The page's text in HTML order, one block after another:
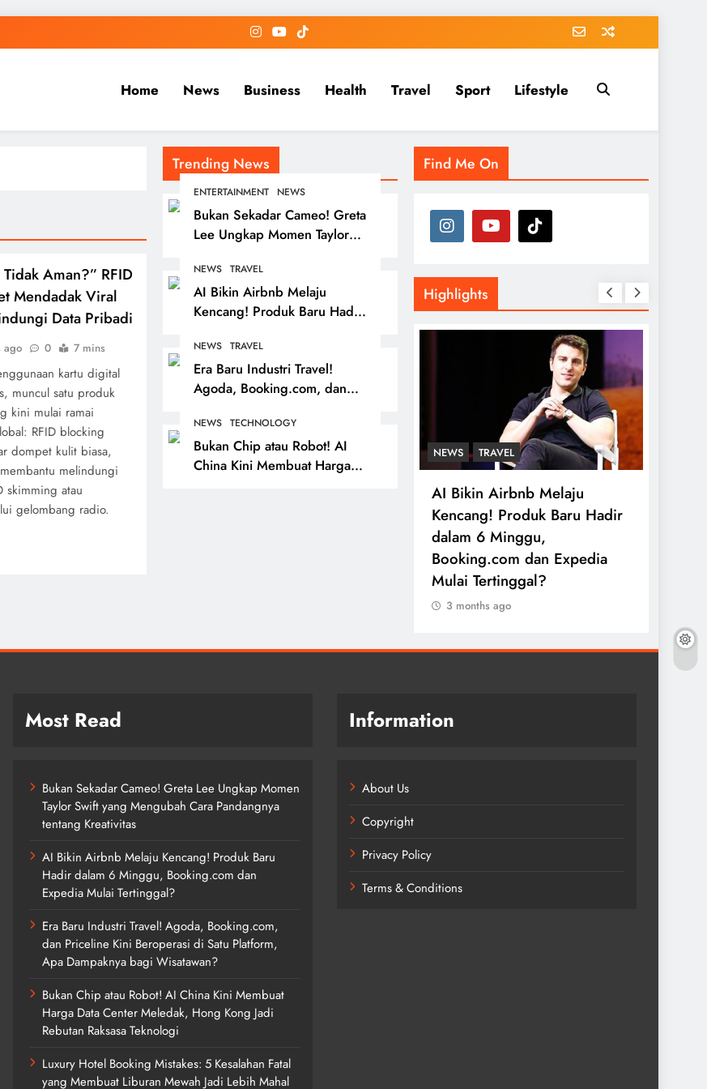
Home News Business Health Travel Sport Lifestyle
Trending News
ENTERTAINMENT NEWS
Bukan Sekadar Cameo! Greta
Lee Ungkap Momen Taylor
Pandangnya tentang
Kreativitas
NEWS TRAVEL
AI Bikin Airbnb Melaju
Kencang! Produk Baru Hadir
Booking.com dan Expedia
Mulai Tertinggal?
NEWS TRAVEL
Era Baru Industri Travel!
Agoda, Booking.com, dan
Satu Platform, Apa
Dampaknya bagi Wisatawan?
NEWS TECHNOLOGY
Bukan Chip atau Robot! AI
China Kini Membuat Harga
Aman?” RFID
Mendadak Viral
Data Pribadi
ago 0 7 mins
kartu digital
muncul satu produk
kini mulai ramai
RFID blocking
dompet kulit biasa,
melindungi
skimming atau
gelombang radio.
Find Me On
Highlights
ENTERTAINMENT NEWS NEWS TRAVEL
AI Bikin Airbnb Melaju
Kencang! Produk Baru Hadir
dalam 6 Minggu,
Booking.com dan Expedia
Mulai Tertinggal?
3 months ago
Most Read
Bukan Sekadar Cameo! Greta Lee Ungkap Momen
Taylor Swift yang Mengubah Cara Pandangnya
tentang Kreativitas
AI Bikin Airbnb Melaju Kencang! Produk Baru
Hadir dalam 6 Minggu, Booking.com dan
Expedia Mulai Tertinggal?
Era Baru Industri Travel! Agoda, Booking.com,
dan Priceline Kini Beroperasi di Satu Platform,
Apa Dampaknya bagi Wisatawan?
Bukan Chip atau Robot! AI China Kini Membuat
Harga Data Center Meledak, Hong Kong Jadi
Rebutan Raksasa Teknologi
Luxury Hotel Booking Mistakes: 5 Kesalahan Fatal
yang Membuat Liburan Mewah Jadi Lebih Mahal
Information
About Us
Copyright
Privacy Policy
Terms & Conditions